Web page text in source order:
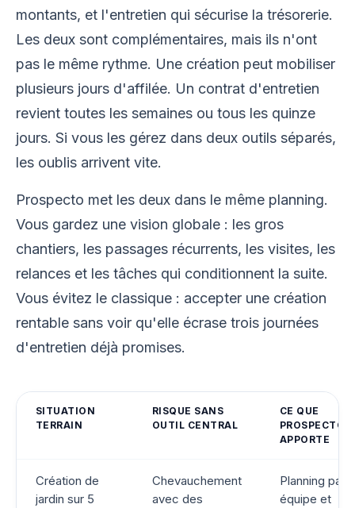
montants, et l'entretien qui sécurise la trésorerie.
Les deux sont complémentaires, mais ils n'ont
pas le même rythme. Une création peut mobiliser
plusieurs jours d'affilée. Un contrat d'entretien
revient toutes les semaines ou tous les quinze
jours. Si vous les gérez dans deux outils séparés,
les oublis arrivent vite.
Prospecto met les deux dans le même planning.
Vous gardez une vision globale : les gros
chantiers, les passages récurrents, les visites, les
relances et les tâches qui conditionnent la suite.
Vous évitez le classique : accepter une création
rentable sans voir qu'elle écrase trois journées
d'entretien déjà promises.
SITUATION
TERRAIN
RISQUE SANS
OUTIL CENTRAL
CE QUE
PROSPECTO
APPORTE
Création de
jardin sur 5
Chevauchement
avec des
Planning par
équipe et